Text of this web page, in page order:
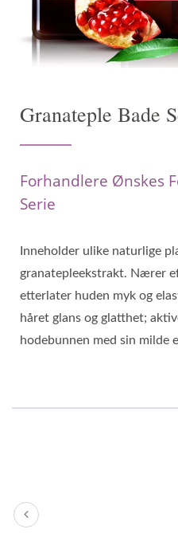
Granateple Bade
Forhandlere Ønskes
Serie
Inneholder ulike naturlige
granatepleekstrakt. Nærer
etterlater huden myk og
håret glans og glatthet;
hodebunnen med sin milde